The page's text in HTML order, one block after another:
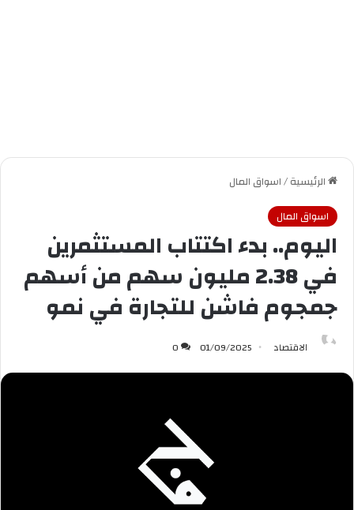
الرئيسية/اسواق المال
اسواق المال
اليوم.. بدء اكتتاب المستثمرين
في 2.38 مليون سهم من أسهم
جمجوم فاشن للتجارة في نمو
الاقتصاد 01/09/2025
0